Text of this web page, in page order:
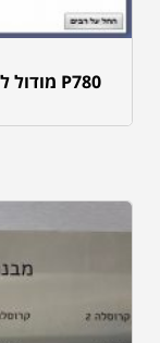
P780 מודול להפקת QR Code בתוכנת Biovision